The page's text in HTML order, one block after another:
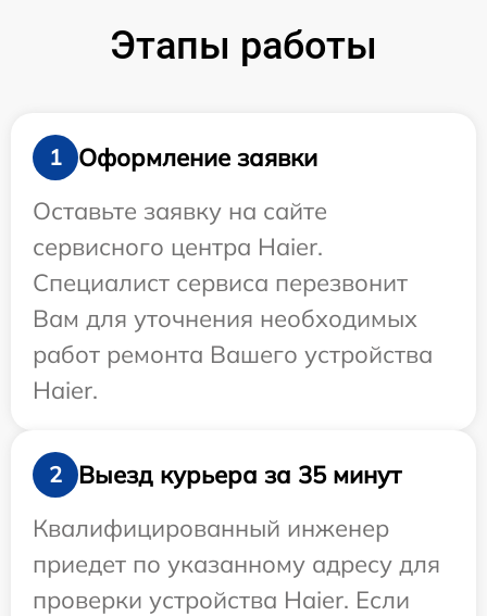
Этапы работы
1
Оформление заявки
Оставьте заявку на сайте
сервисного центра Haier.
Специалист сервиса перезвонит
Вам для уточнения необходимых
работ ремонта Вашего устройства
Haier.
2
Выезд курьера за 35 минут
Квалифицированный инженер
приедет по указанному адресу для
проверки устройства Haier. Если